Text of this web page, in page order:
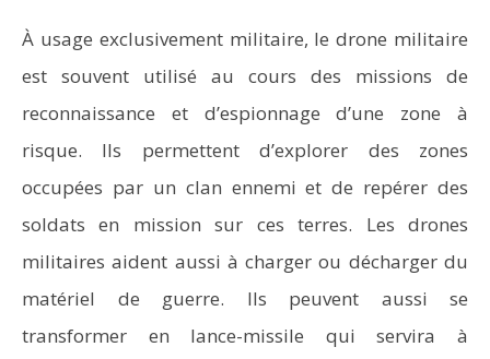
À usage exclusivement militaire, le drone militaire
est souvent utilisé au cours des missions de
reconnaissance et d’espionnage d’une zone à
risque. Ils permettent d’explorer des zones
occupées par un clan ennemi et de repérer des
soldats en mission sur ces terres. Les drones
militaires aident aussi à charger ou décharger du
matériel de guerre. Ils peuvent aussi se
transformer en lance-missile qui servira à